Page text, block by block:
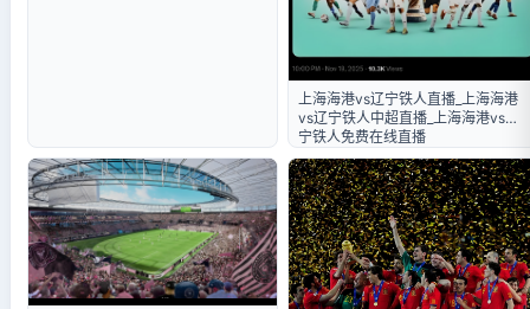
上海海港vs辽宁铁人直播_上海海港
vs辽宁铁人中超直播_上海海港vs辽
宁铁人免费在线直播